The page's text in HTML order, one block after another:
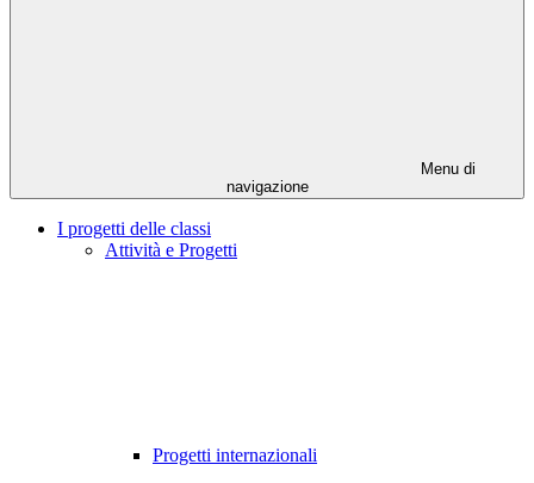
Menu di
navigazione
I progetti delle classi
Attività e Progetti
Progetti internazionali